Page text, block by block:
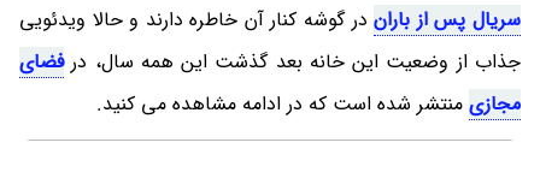
سریال پس از باراندر گوشه کنار آن خاطره دارند و حالا ویدئویی
جذاب از وضعیت این خانه بعد گذشت این همه سال، درفضای
مجازی منتشر شده است که در ادامه مشاهده می کنید.